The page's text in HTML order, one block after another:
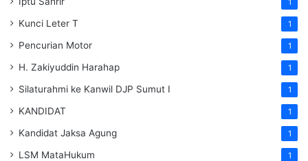
Kunci Leter T 1
Pencurian Motor 1
H. Zakiyuddin Harahap 1
Silaturahmi ke Kanwil DJP Sumut I 1
KANDIDAT 1
Kandidat Jaksa Agung 1
LSM MataHukum 1